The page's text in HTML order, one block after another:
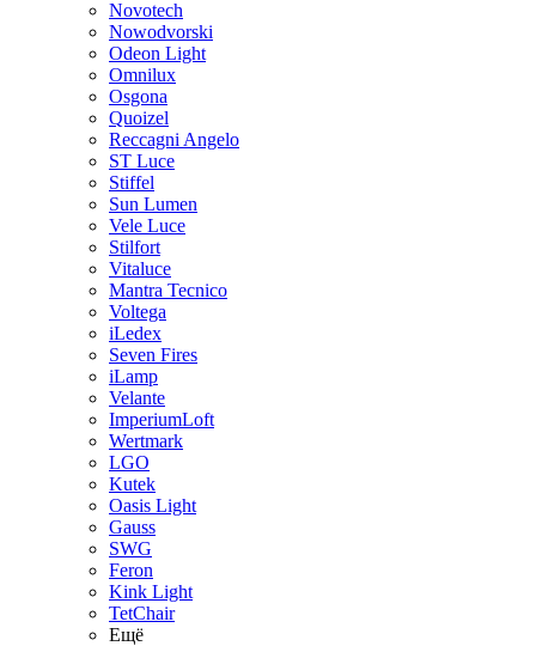
Novotech
Nowodvorski
Odeon Light
Omnilux
Osgona
Quoizel
Reccagni Angelo
ST Luce
Stiffel
Sun Lumen
Vele Luce
Stilfort
Vitaluce
Mantra Tecnico
Voltega
iLedex
Seven Fires
iLamp
Velante
ImperiumLoft
Wertmark
LGO
Kutek
Oasis Light
Gauss
SWG
Feron
Kink Light
TetСhair
Ещё